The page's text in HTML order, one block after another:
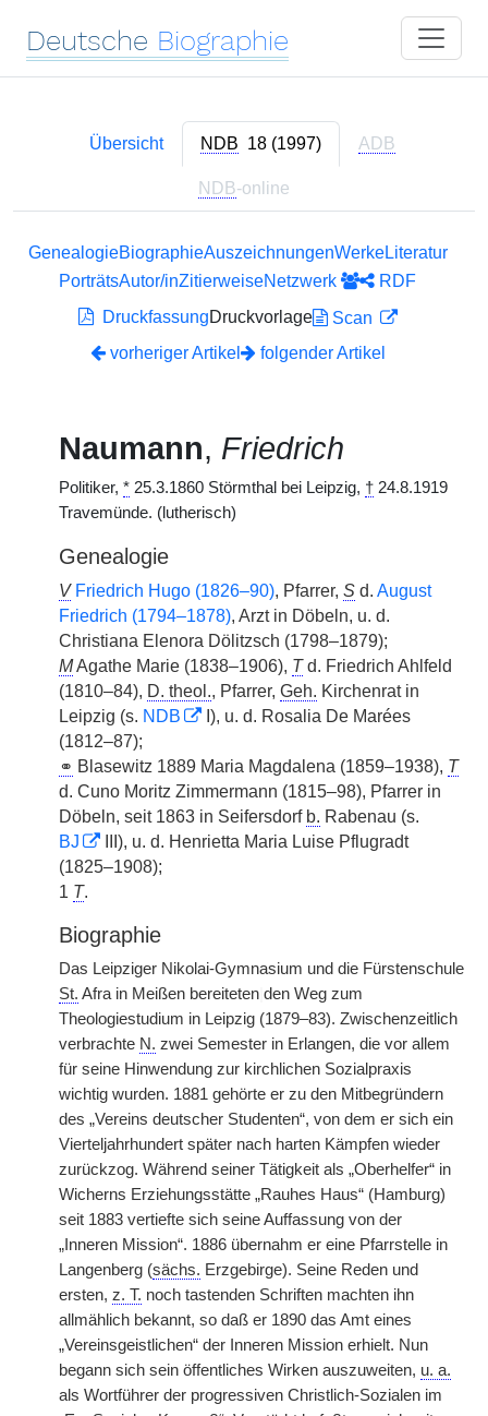
Deutsche Biographie
Übersicht NDB 18 (1997) ADB
NDB-online
GenealogieBiographieAuszeichnungenWerkeLiteratur
PorträtsAutor/inZitierweiseNetzwerk
RDF
DruckfassungDruckvorlage
Scan
vorheriger Artikel
folgender Artikel
Naumann, Friedrich
Politiker, * 25.3.1860 Störmthal bei Leipzig, † 24.8.1919
Travemünde. (lutherisch)
Genealogie
V Friedrich Hugo (1826–90), Pfarrer, S d. August
Friedrich (1794–1878), Arzt in Döbeln, u. d.
Christiana Elenora Dölitzsch (1798–1879);
MAgathe Marie (1838–1906), Td. Friedrich Ahlfeld
(1810–84), D. theol., Pfarrer, Geh. Kirchenrat in
Leipzig (s. NDB
I), u. d. Rosalia De Marées
(1812–87);
⚭ Blasewitz 1889 Maria Magdalena (1859–1938), T
d. Cuno Moritz Zimmermann (1815–98), Pfarrer in
Döbeln, seit 1863 in Seifersdorf b. Rabenau (s.
BJ
III), u. d. Henrietta Maria Luise Pflugradt
(1825–1908);
1 T.
Biographie
Das Leipziger Nikolai-Gymnasium und die Fürstenschule
St. Afra in Meißen bereiteten den Weg zum
Theologiestudium in Leipzig (1879–83). Zwischenzeitlich
verbrachte N. zwei Semester in Erlangen, die vor allem
für seine Hinwendung zur kirchlichen Sozialpraxis
wichtig wurden. 1881 gehörte er zu den Mitbegründern
des „Vereins deutscher Studenten“, von dem er sich ein
Vierteljahrhundert später nach harten Kämpfen wieder
zurückzog. Während seiner Tätigkeit als „Oberhelfer“ in
Wicherns Erziehungsstätte „Rauhes Haus“ (Hamburg)
seit 1883 vertiefte sich seine Auffassung von der
„Inneren Mission“. 1886 übernahm er eine Pfarrstelle in
Langenberg (sächs. Erzgebirge). Seine Reden und
ersten, z. T. noch tastenden Schriften machten ihn
allmählich bekannt, so daß er 1890 das Amt eines
„Vereinsgeistlichen“ der Inneren Mission erhielt. Nun
begann sich sein öffentliches Wirken auszuweiten, u. a.
als Wortführer der progressiven Christlich-Sozialen im